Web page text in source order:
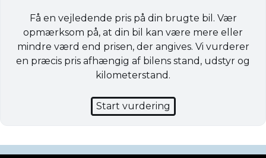
Få en vejledende pris på din brugte bil. Vær
opmærksom på, at din bil kan være mere eller
mindre værd end prisen, der angives. Vi vurderer
en præcis pris afhængig af bilens stand, udstyr og
kilometerstand.
Start vurdering